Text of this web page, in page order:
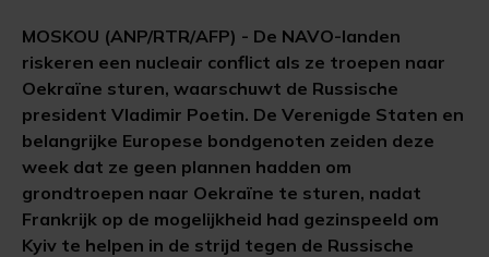
MOSKOU (ANP/RTR/AFP) - De NAVO-landen
riskeren een nucleair conflict als ze troepen naar
Oekraïne sturen, waarschuwt de Russische
president Vladimir Poetin. De Verenigde Staten en
belangrijke Europese bondgenoten zeiden deze
week dat ze geen plannen hadden om
grondtroepen naar Oekraïne te sturen, nadat
Frankrijk op de mogelijkheid had gezinspeeld om
Kyiv te helpen in de strijd tegen de Russische